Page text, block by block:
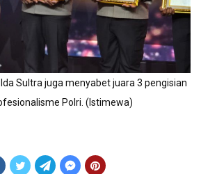
Sultra juga menyabet juara 3 pengisian
Polri. (Istimewa)